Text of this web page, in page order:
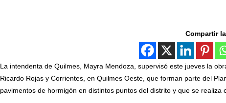
Compartir
La intendenta de Quilmes, Mayra Mendoza, supervisó este jueves la
Ricardo Rojas y Corrientes, en Quilmes Oeste, que forman parte del
pavimentos de hormigón en distintos puntos del distrito y que se realiza